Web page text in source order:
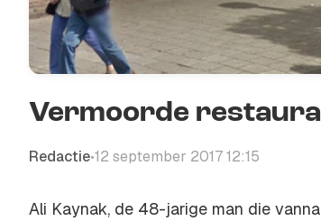
Vermoorde
Redactie•12 september 2017 12:15
Ali Kaynak, de 48-jarige man die